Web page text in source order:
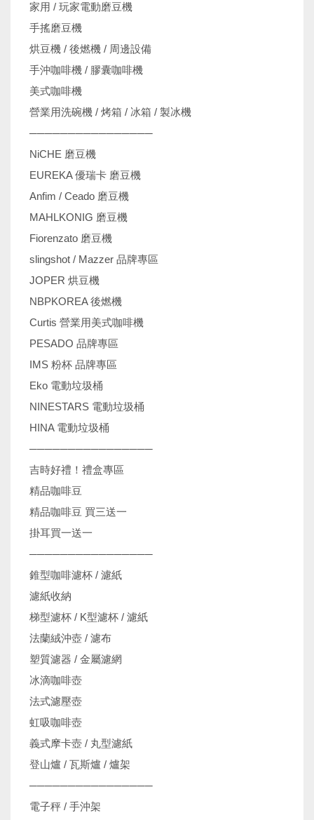
家用 / 玩家電動磨豆機
手搖磨豆機
烘豆機 / 後燃機 / 周邊設備
手沖咖啡機 / 膠囊咖啡機
美式咖啡機
營業用洗碗機 / 烤箱 / 冰箱 / 製冰機
────────────────
NiCHE 磨豆機
EUREKA 優瑞卡 磨豆機
Anfim / Ceado 磨豆機
MAHLKONIG 磨豆機
Fiorenzato 磨豆機
slingshot / Mazzer 品牌專區
JOPER 烘豆機
NBPKOREA 後燃機
Curtis 營業用美式咖啡機
PESADO 品牌專區
IMS 粉杯 品牌專區
Eko 電動垃圾桶
NINESTARS 電動垃圾桶
HINA 電動垃圾桶
────────────────
吉時好禮！禮盒專區
精品咖啡豆
精品咖啡豆 買三送一
掛耳買一送一
────────────────
錐型咖啡濾杯 / 濾紙
濾紙收納
梯型濾杯 / K型濾杯 / 濾紙
法蘭絨沖壺 / 濾布
塑質濾器 / 金屬濾網
冰滴咖啡壺
法式濾壓壺
虹吸咖啡壺
義式摩卡壺 / 丸型濾紙
登山爐 / 瓦斯爐 / 爐架
────────────────
電子秤 / 手沖架